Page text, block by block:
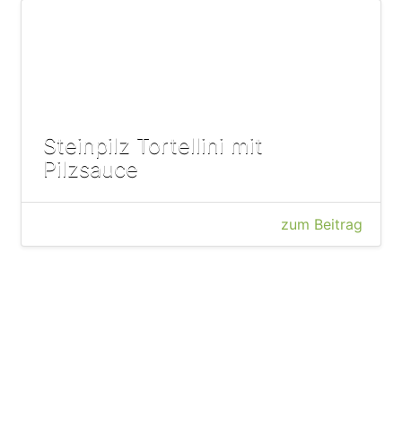
Steinpilz Tortellini mit
Pilzsauce
zum Beitrag